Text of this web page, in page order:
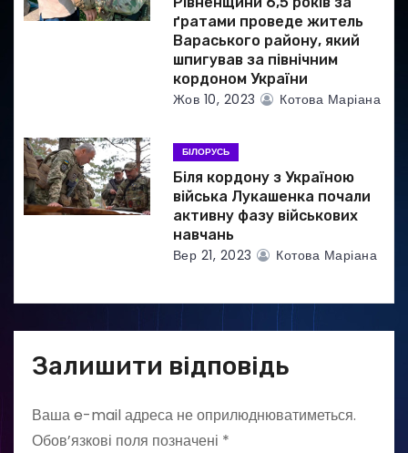
ґратами проведе житель
Вараського району, який
шпигував за північним
кордоном України
Жов 10, 2023 Котова Маріана
БІЛОРУСЬ
Біля кордону з Україною
війська Лукашенка почали
активну фазу військових
навчань
Вер 21, 2023 Котова Маріана
Залишити відповідь
Ваша e-mail адреса не оприлюднюватиметься.
Обов’язкові поля позначені *